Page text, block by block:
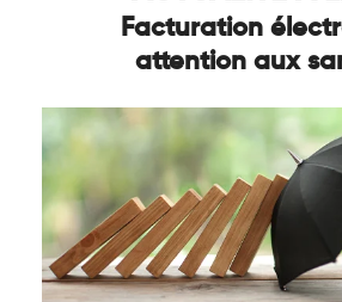
Facturation
attention aux